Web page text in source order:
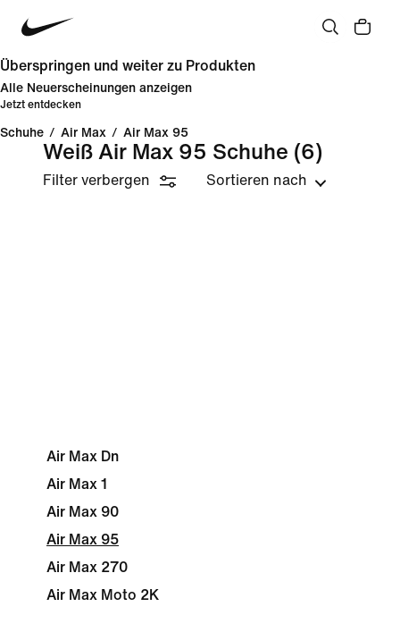
Überspringen und weiter zu Produkten
Alle Neuerscheinungen anzeigen
Jetzt entdecken
Schuhe / Air Max / Air Max 95
Weiß Air Max 95 Schuhe (6)
Filter verbergen Sortieren nach
Air Max Dn
Air Max 1
Air Max 90
Air Max 95
Air Max 270
Air Max Moto 2K